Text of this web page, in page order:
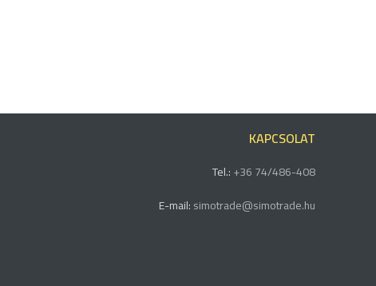
KAPCSOLAT
Tel.:+36 74/486-408
E-mail:simotrade@simotrade.hu